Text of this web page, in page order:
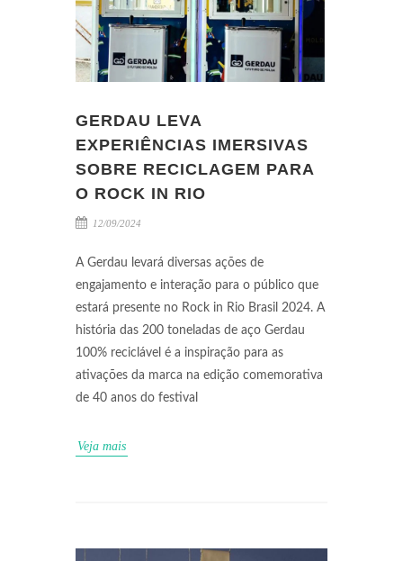
GERDAU LEVA
EXPERIÊNCIAS IMERSIVAS
SOBRE RECICLAGEM PARA
O ROCK IN RIO
12/09/2024
A Gerdau levará diversas ações de
engajamento e interação para o público que
estará presente no Rock in Rio Brasil 2024. A
história das 200 toneladas de aço Gerdau
100% reciclável é a inspiração para as
ativações da marca na edição comemorativa
de 40 anos do festival
Veja mais